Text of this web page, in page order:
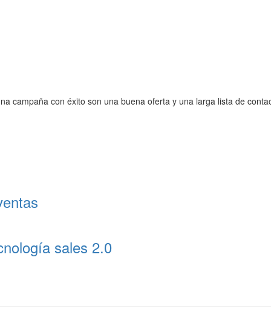
campaña con éxito son una buena oferta y una larga lista de
sales 2.0